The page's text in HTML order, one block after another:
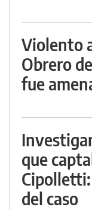
Violento
Obrero
fue
que
del caso